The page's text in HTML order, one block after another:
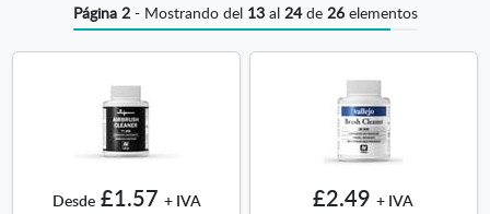
Página 2- Mostrando del 13al 24de 26elementos
Desde £1.57 + IVA £2.49 + IVA